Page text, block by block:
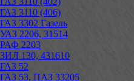
ГАЗ 3110 (406)
ГАЗ 3302 Газель
УАЗ 2206, 31514
РАФ 2203
ЗИЛ 130, 431610
ГАЗ 52
ГАЗ 53, ПАЗ 33205